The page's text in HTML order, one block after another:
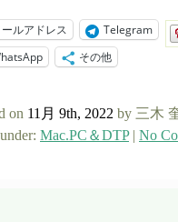
ールアドレス Telegram
その他
on 11月 9th, 2022 by 三木
Mac.PC＆DTP| No